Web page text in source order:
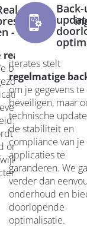
time
-monitoring
real-time
bewaken
elke
om
iterates stelt
regelmatige
om je gegevens te
beveiligen, maar
technische
de stabiliteit en
compliance van je
applicaties te
garanderen. We
verder dan
onderhoud en
doorlopende
optimalisatie.